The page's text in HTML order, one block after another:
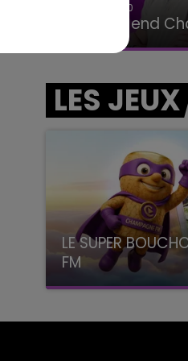
16h00 - 20h00
Le Week-end
LES JEUX
LE SUPER
FM
avec La Famille